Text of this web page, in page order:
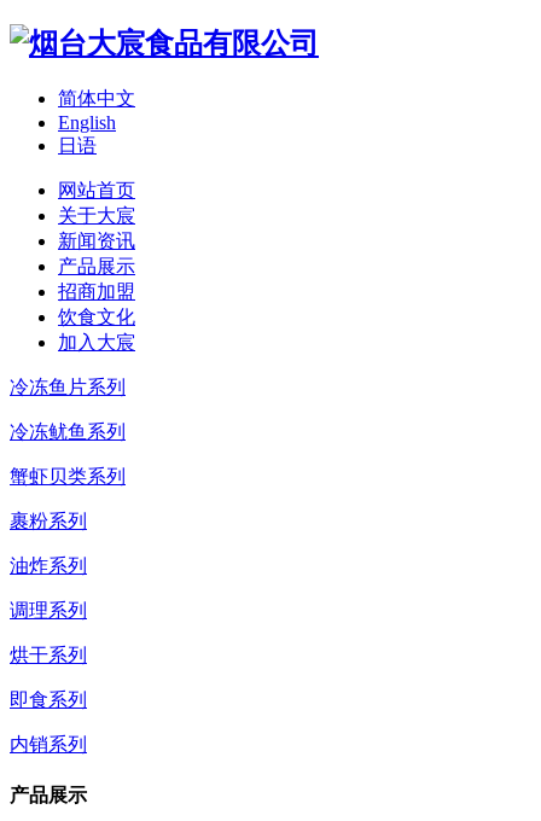
简体中文
English
日语
网站首页
关于大宸
新闻资讯
产品展示
招商加盟
饮食文化
加入大宸
冷冻鱼片系列
冷冻鱿鱼系列
蟹虾贝类系列
裹粉系列
油炸系列
调理系列
烘干系列
即食系列
内销系列
产品展示